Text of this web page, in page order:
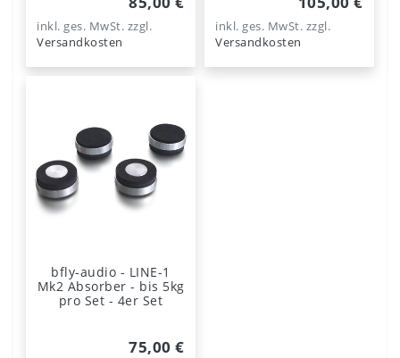
inkl. ges. MwSt. zzgl.
Versandkosten
inkl. ges. MwSt. zzgl.
Versandkosten
bfly-audio - LINE-1
Mk2 Absorber - bis 5kg
pro Set - 4er Set
75,00 €